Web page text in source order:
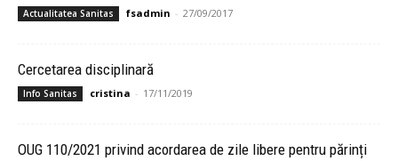
Actualitatea Sanitas fsadmin - 27/09/2017
Cercetarea disciplinară
Info Sanitas cristina - 17/11/2019
OUG 110/2021 privind acordarea de zile libere pentru părinți